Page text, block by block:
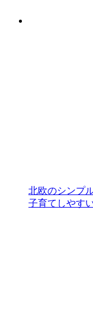
北欧のシンプ
子育てしやすい